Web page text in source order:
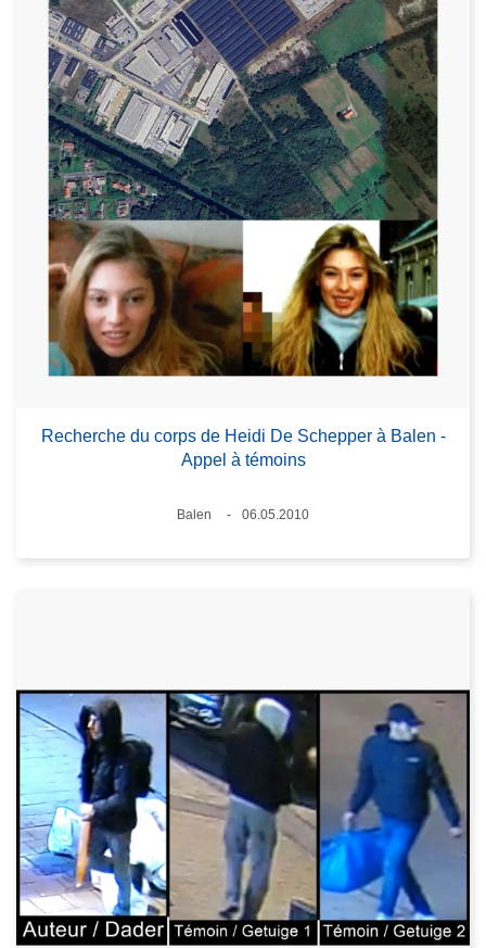
Recherche du corps de Heidi De Schepper à Balen -
Appel à témoins
Lieux
Balen
06.05.2010